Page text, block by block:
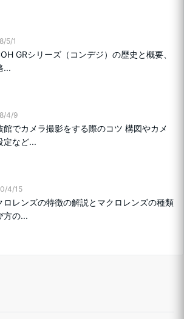
5/1
GRシリーズ（コンデジ）の歴史と概要、
...
4/9
館でカメラ撮影をする際のコツ 構図やカメ
定など...
4/15
ロレンズの特徴の解説とマクロレンズの種類
方の...